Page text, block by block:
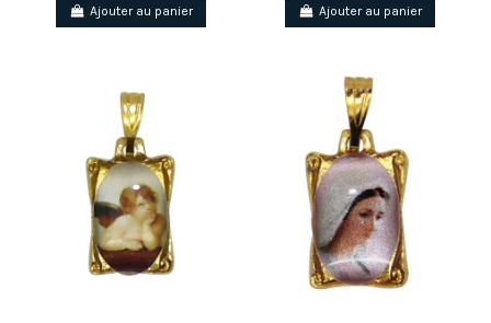
Ajouter au panier Ajouter au panier